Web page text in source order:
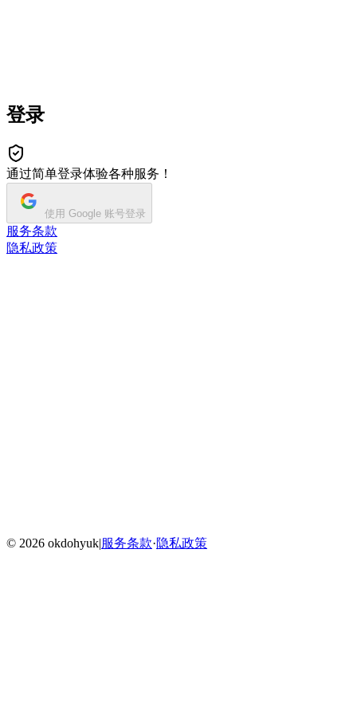
登录
通过简单登录体验各种服务！
使用 Google 账号登录
服务条款
隐私政策
© 2026 okdohyuk|服务条款·隐私政策